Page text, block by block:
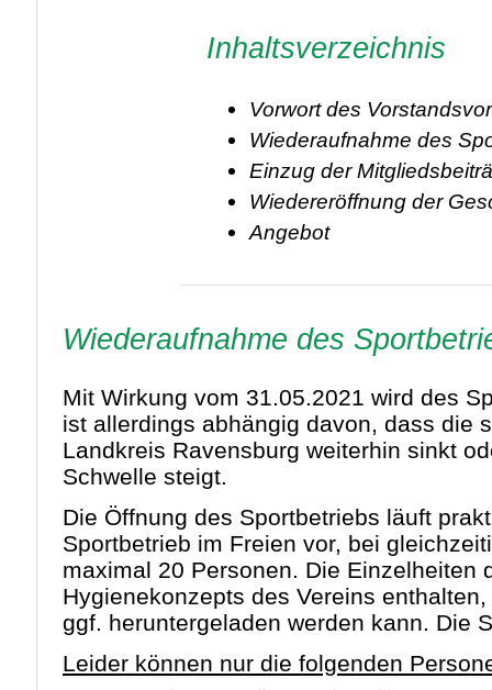
Inhaltsverzeichnis
Vorwort des
Wiederaufnahme des
Einzug der
Wiedereröffnung der
Angebot
Wiederaufnahme des
Mit Wirkung vom 31.05.2021 wird des
ist allerdings abhängig davon, dass die
Landkreis Ravensburg weiterhin sinkt
Schwelle steigt.
Die Öffnung des Sportbetriebs läuft
Sportbetrieb im Freien vor, bei
maximal 20 Personen. Die Einzelheiten
Hygienekonzepts des Vereins
ggf. heruntergeladen werden kann. Die
Leider können nur die folgenden